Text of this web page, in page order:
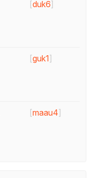
[duk6]
[guk1]
[maau4]